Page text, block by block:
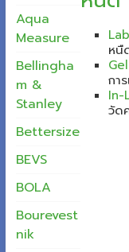
หนื
กา
In-
วัด
Aqua
Measure
Bellingha
m &
Stanley
Bettersize
BEVS
BOLA
Bourevest
nik